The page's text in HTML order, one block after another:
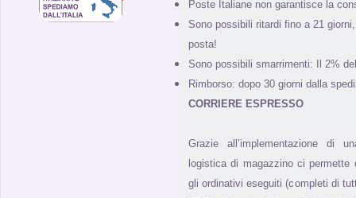
Poste Italiane non garantisce la
Sono possibili ritardi fino a 21
posta!
Sono possibili smarrimenti: Il 2%
Rimborso: dopo 30 giorni dalla
CORRIERE ESPRESSO
Grazie all’implementazione di
logistica di magazzino ci
gli ordinativi eseguiti (completi di